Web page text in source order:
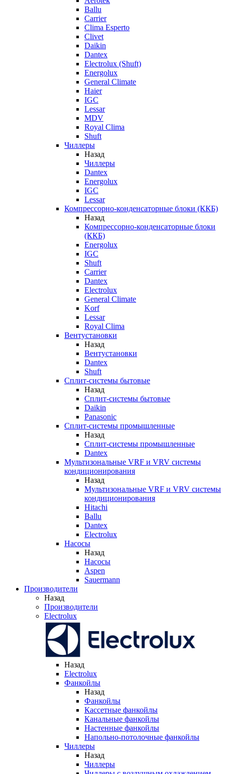
Ballu
Carrier
Clima Esperto
Clivet
Daikin
Dantex
Electrolux (Shuft)
Energolux
General Climate
Haier
IGC
Lessar
MDV
Royal Clima
Shuft
Чиллеры
Назад
Чиллеры
Dantex
Energolux
IGC
Lessar
Компрессорно-конденсаторные блоки (ККБ)
Назад
Компрессорно-конденсаторные блоки
(ККБ)
Energolux
IGC
Shuft
Carrier
Dantex
Electrolux
General Climate
Korf
Lessar
Royal Clima
Вентустановки
Назад
Вентустановки
Dantex
Shuft
Сплит-системы бытовые
Назад
Сплит-системы бытовые
Daikin
Panasonic
Сплит-системы промышленные
Назад
Сплит-системы промышленные
Dantex
Мультизональные VRF и VRV системы
кондиционирования
Назад
Мультизональные VRF и VRV системы
кондиционирования
Hitachi
Ballu
Dantex
Electrolux
Насосы
Назад
Насосы
Aspen
Sauermann
Производители
Назад
Производители
Electrolux
Назад
Electrolux
Фанкойлы
Назад
Фанкойлы
Кассетные фанкойлы
Канальные фанкойлы
Настенные фанкойлы
Напольно-потолочные фанкойлы
Чиллеры
Назад
Чиллеры